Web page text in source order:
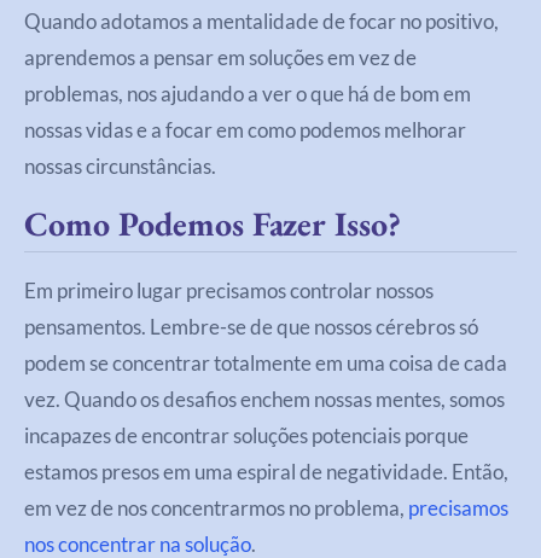
Quando adotamos a mentalidade de focar no positivo,
aprendemos a pensar em soluções em vez de
problemas, nos ajudando a ver o que há de bom em
nossas vidas e a focar em como podemos melhorar
nossas circunstâncias.
Como Podemos Fazer Isso?
Em primeiro lugar precisamos controlar nossos
pensamentos. Lembre-se de que nossos cérebros só
podem se concentrar totalmente em uma coisa de cada
vez. Quando os desafios enchem nossas mentes, somos
incapazes de encontrar soluções potenciais porque
estamos presos em uma espiral de negatividade. Então,
em vez de nos concentrarmos no problema, precisamos
nos concentrar na solução.